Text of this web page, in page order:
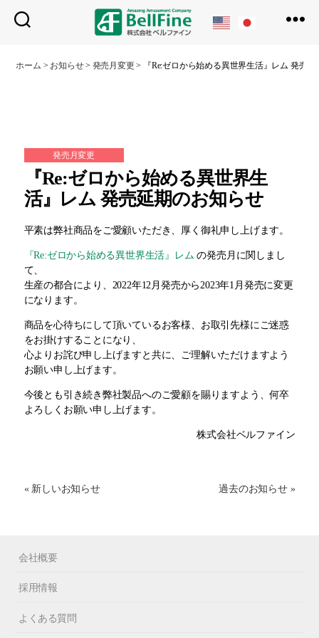
フ
ホーム > お知らせ> 発売月変更 > 『Re:ゼロから始める異世界生活』レム 発売
発売月変更
『Re:ゼロから始める異世界生
活』レム 発売延期のお知らせ
平素は弊社商品をご愛顧いただき、厚く御礼申し上げます。
『Re:ゼロから始める異世界生活』レム の発売月に関しまし
て、
生産の都合により、2022年12月発売から2023年1月発売に変更
になります。
商品を心待ちにして頂いているお客様、お取引先様にご迷惑
をお掛けすることになり、
心よりお詫び申し上げますと共に、ご理解いただけますよう
お願い申し上げます。
今後とも引き続き弊社製品へのご愛顧を賜りますよう、何卒
よろしくお願い申し上げます。
株式会社ベルファイン
« 新しいお知らせ 過去のお知らせ »
会社概要
採用情報
よくある質問